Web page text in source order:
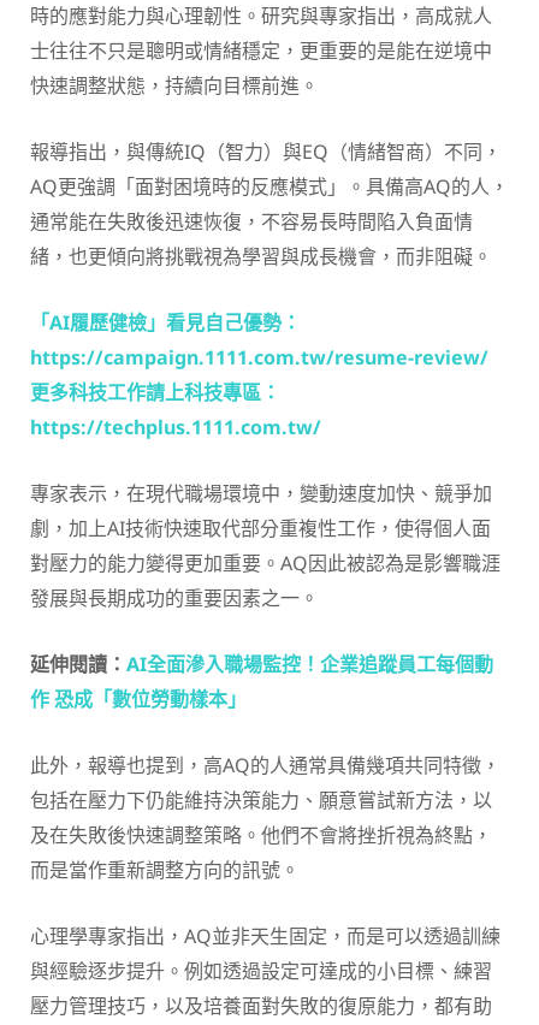
時的應對能力與心理韌性。研究與專家指出，高成就人
士往往不只是聰明或情緒穩定，更重要的是能在逆境中
快速調整狀態，持續向目標前進。
報導指出，與傳統IQ（智力）與EQ（情緒智商）不同，
AQ更強調「面對困境時的反應模式」。具備高AQ的人，
通常能在失敗後迅速恢復，不容易長時間陷入負面情
緒，也更傾向將挑戰視為學習與成長機會，而非阻礙。
「AI履歷健檢」看見自己優勢：
https://campaign.1111.com.tw/resume-review/
更多科技工作請上科技專區：
https://techplus.1111.com.tw/
專家表示，在現代職場環境中，變動速度加快、競爭加
劇，加上AI技術快速取代部分重複性工作，使得個人面
對壓力的能力變得更加重要。AQ因此被認為是影響職涯
發展與長期成功的重要因素之一。
延伸閱讀： AI全面滲入職場監控！企業追蹤員工每個動
作 恐成「數位勞動樣本」
此外，報導也提到，高AQ的人通常具備幾項共同特徵，
包括在壓力下仍能維持決策能力、願意嘗試新方法，以
及在失敗後快速調整策略。他們不會將挫折視為終點，
而是當作重新調整方向的訊號。
心理學專家指出，AQ並非天生固定，而是可以透過訓練
與經驗逐步提升。例如透過設定可達成的小目標、練習
壓力管理技巧，以及培養面對失敗的復原能力，都有助